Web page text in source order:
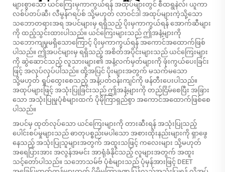
များစွာသော ယင်ကြေးမှကာကွယ်ရန် အထုပ်များတွင် စီထရွနဲလ်၊ ယူကာ
လစ်ပ်တပ်ဆီ၊ လီမွန်ဂရပ်စ် သို့မဟုတ် လာဝင်ဒါ အထုပ်များကဲ့သို့သော
သဘောတရားအရ အပင်များမှ ရရှိသည့် ပိုးမှကာကွယ်ရန် အောက်ဆီများ
ကို ထည့်သွင်းထားပါသည်။ ယင်ကြေးများသည် ဤအနံ့များကို
သဘောကျမှုမရှိသောကြောင့် ပိုးမှကာကွယ်ရန် အကောင်အထောက်ဖြစ်
ပါသည်။ ဤအပင်များမှ ရရှိသည့် အစိတ်အပိုင်းများသည် ယင်ကြေးများ
ကို ဆွဲဆောင်သည့် လူသားများ၏ အနံ့လက်မှတ်များကို ဖုံးကွယ်ပေးခြင်း
ဖြင့် အလုပ်လုပ်ပါသည်။ ထို့အပြင် ပိုးများအတွက် မသက်မသော
သို့မဟုတ် ရှုပ်ထွေးစေသည့် အနံ့ပတ်ဝန်းကျင်ကို ဖန်တီးပေးပါသည်။
အထုပ်များဖြင့် အသုံးပြုခြင်းသည် ဤအနံ့များကို တည်ငြိမ်စေပြီး အခြား
သော အသုံးပြုမှုပုံစံများထက် ပိုမိုကြာရှည်စွာ အကောင်အထောက်ဖြစ်စေ
ပါသည်။
အပင်မှ ထုတ်လုပ်သော ယင်ကြေးများကို တားဆီးရန် အသုံးပြုသည့်
ပေါင်းစပ်မှုများသည် ဓာတုပစ္စည်းမပါသော အစားထိုးနည်းများကို ရှာဖွေ
နေသည့် အသုံးပြုသူများအတွက် အထူးသဖြင့် ကလေးများ သို့မဟုတ်
အရေပြားအား အလွန်အမင်း အာရုံခံနိုင်သည့် လူများအတွက် အထူး
သင့်တော်ပါသည်။ သဘောသမ်ဗ် ပုံစံများသည် ပုံမှန်အားဖြင့် DEET